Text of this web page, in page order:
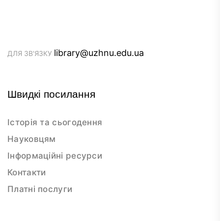
ДЛЯ ЗВ'ЯЗКУ library@uzhnu.edu.ua
Швидкі посилання
Історія та сьогодення
Науковцям
Інформаційні ресурси
Контакти
Платні послуги